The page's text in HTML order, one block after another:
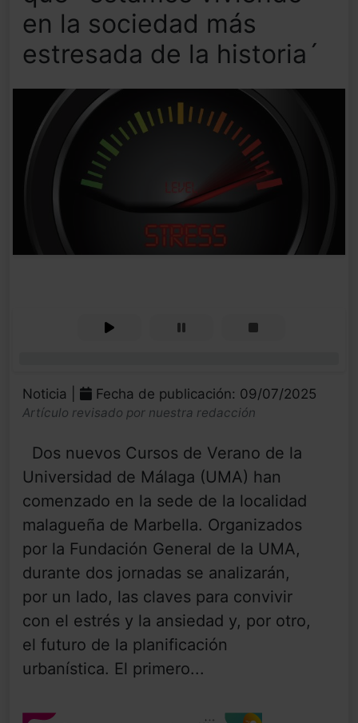
en la sociedad más
estresada de la historia´
Noticia | Fecha de publicación: 09/07/2025
Artículo revisado por nuestra redacción
Dos nuevos Cursos de Verano de la
Universidad de Málaga (UMA) han
comenzado en la sede de la localidad
malagueña de Marbella. Organizados
por la Fundación General de la UMA,
durante dos jornadas se analizarán,
por un lado, las claves para convivir
con el estrés y la ansiedad y, por otro,
el futuro de la planificación
urbanística. El primero...